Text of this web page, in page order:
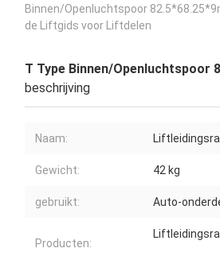
Binnen/Openluchtspoor
de Liftgids voor Liftdelen
T Type Binnen/Openluchtspoor
beschrijving
Naam:
Gewicht: 42 kg
gebruikt: Auto-
Producten: